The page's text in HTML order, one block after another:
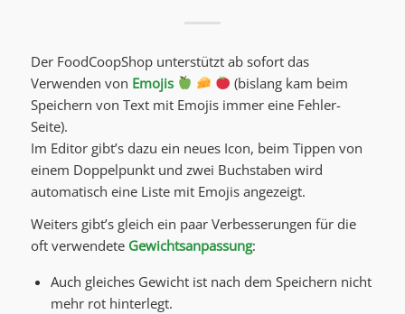
Der FoodCoopShop unterstützt ab sofort das
Verwenden von Emojis
(bislang kam beim
Speichern von Text mit Emojis immer eine Fehler-
Seite).
Im Editor gibt’s dazu ein neues Icon, beim Tippen von
einem Doppelpunkt und zwei Buchstaben wird
automatisch eine Liste mit Emojis angezeigt.
Weiters gibt’s gleich ein paar Verbesserungen für die
oft verwendete Gewichtsanpassung:
Auch gleiches Gewicht ist nach dem Speichern nicht
mehr rot hinterlegt.